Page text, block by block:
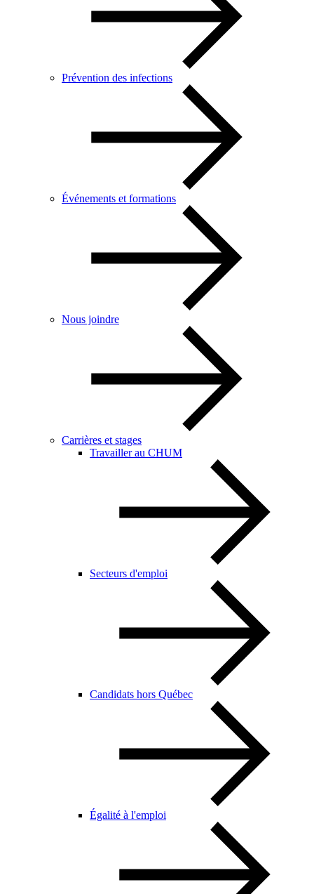
Prévention des infections
Événements et formations
Nous joindre
Carrières et stages
Travailler au CHUM
Secteurs d'emploi
Candidats hors Québec
Égalité à l'emploi